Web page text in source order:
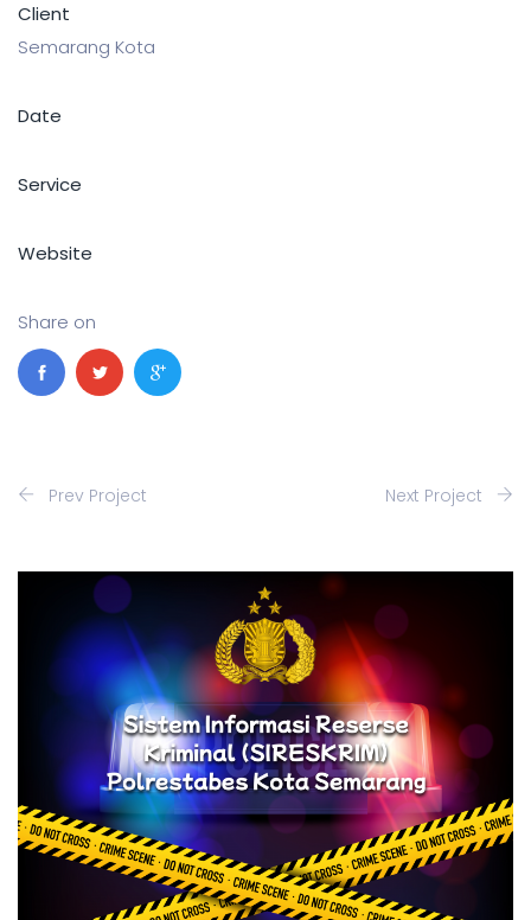
Client
Semarang Kota
Date
Service
Website
Share on
Prev Project Next Project